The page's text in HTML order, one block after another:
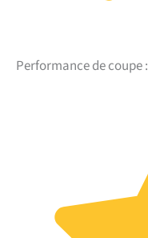
Performance de coupe :